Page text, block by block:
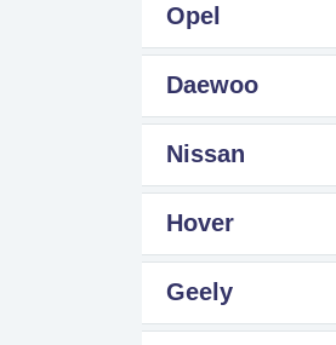
Opel
Daewoo
Nissan
Hover
Geely